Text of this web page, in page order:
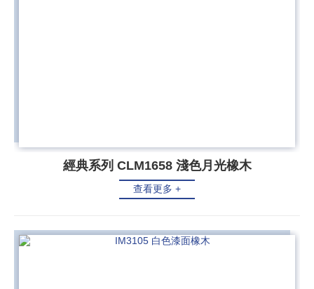
經典系列 CLM1658 淺色月光橡木
查看更多 +